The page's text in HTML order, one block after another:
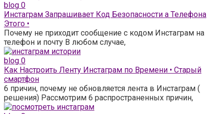
blog 0
Инстаграм Запрашивает Код Безопасности а Телефона
Этого •
Почему не приходит сообщение с кодом Инстаграм на
телефон и почту В любом случае,
blog 0
Как Настроить Ленту Инстаграм по Времени • Старый
смартфон
6 причин, почему не обновляется лента в Инстаграм (
решения) Рассмотрим 6 распространенных причин,